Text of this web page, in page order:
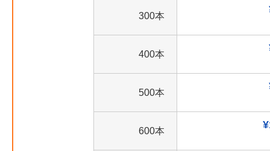
300本
400本
500本
600本